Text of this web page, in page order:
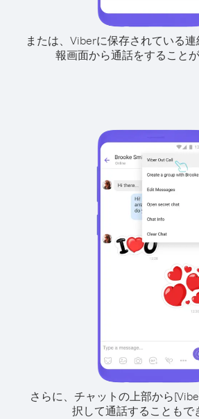
または、Viberに保存されている
報画面から通話をすることが
さらに、チャットの上部から
択して通話することもで